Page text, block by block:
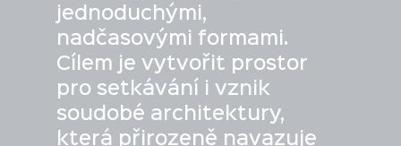
jednoduchými,
nadčasovými formami.
Cílem je vytvořit prostor
pro setkávání i vznik
soudobé architektury,
která přirozeně navazuje